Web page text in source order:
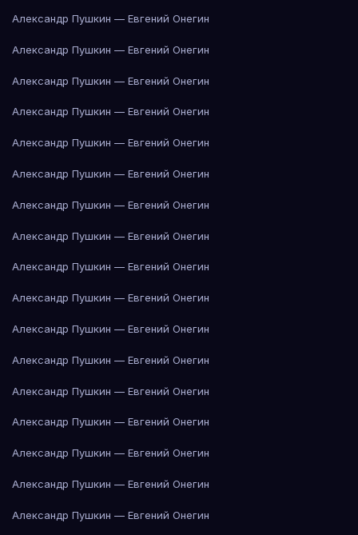
Александр Пушкин — Евгений Онегин
Александр Пушкин — Евгений Онегин
Александр Пушкин — Евгений Онегин
Александр Пушкин — Евгений Онегин
Александр Пушкин — Евгений Онегин
Александр Пушкин — Евгений Онегин
Александр Пушкин — Евгений Онегин
Александр Пушкин — Евгений Онегин
Александр Пушкин — Евгений Онегин
Александр Пушкин — Евгений Онегин
Александр Пушкин — Евгений Онегин
Александр Пушкин — Евгений Онегин
Александр Пушкин — Евгений Онегин
Александр Пушкин — Евгений Онегин
Александр Пушкин — Евгений Онегин
Александр Пушкин — Евгений Онегин
Александр Пушкин — Евгений Онегин